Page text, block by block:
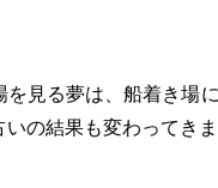
を見る夢は、船着き場
の結果も変わってきま